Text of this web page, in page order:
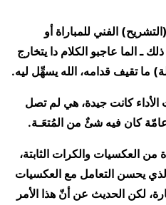
الفني للمباراة أو
ـ الما عاجبو الكلام دا يتخارج
ما تقيف قدامه، الله يسهِّل ليه.
الأداء كانت جيدة، هي لم تصل
كان فيه شئٌ من المُتعَـة.
من العكسيات والكرات الثابتة،
يحسن التعامل مع العكسيات
لكن الحديث عن أنّ هذا الأمر